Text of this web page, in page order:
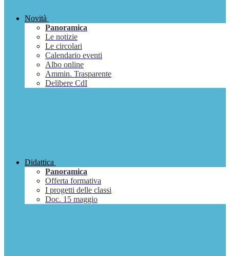
Novità
Panoramica
Le notizie
Le circolari
Calendario eventi
Albo online
Ammin. Trasparente
Delibere CdI
Didattica
Panoramica
Offerta formativa
I progetti delle classi
Doc. 15 maggio